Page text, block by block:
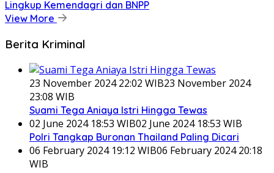
Lingkup Kemendagri dan BNPP
View More
Berita Kriminal
23 November 2024 22:02 WIB23 November 2024
23:08 WIB
Suami Tega Aniaya Istri Hingga Tewas
02 June 2024 18:53 WIB02 June 2024 18:53 WIB
Polri Tangkap Buronan Thailand Paling Dicari
06 February 2024 19:12 WIB06 February 2024 20:18
WIB